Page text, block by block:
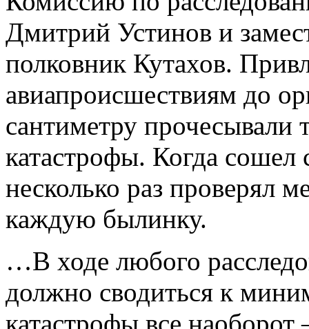
Дмитрий Устинов и
полковник Кутахов.
авиапроисшествиям до
сантиметру прочесывали
катастрофы. Когда сошел
несколько раз проверял
каждую былинку.
…В ходе любого
должно сводиться к